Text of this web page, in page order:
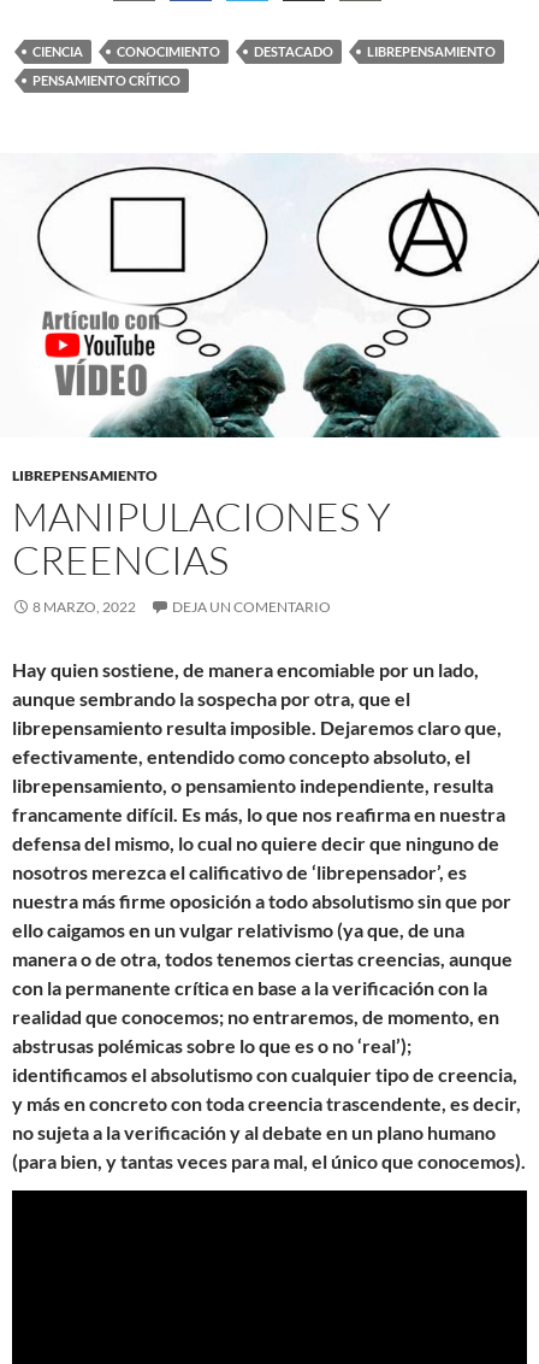
CIENCIA CONOCIMIENTO DESTACADO
LIBREPENSAMIENTO
PENSAMIENTO CRÍTICO
LIBREPENSAMIENTO
MANIPULACIONES Y
CREENCIAS
8 MARZO, 2022 DEJA UN COMENTARIO
Hay quien sostiene, de manera encomiable por un lado,
aunque sembrando la sospecha por otra, que el
librepensamiento resulta imposible. Dejaremos claro que,
efectivamente, entendido como concepto absoluto, el
librepensamiento, o pensamiento independiente, resulta
francamente difícil. Es más, lo que nos reafirma en nuestra
defensa del mismo, lo cual no quiere decir que ninguno de
nosotros merezca el calificativo de ‘librepensador’, es
nuestra más firme oposición a todo absolutismo sin que por
ello caigamos en un vulgar relativismo (ya que, de una
manera o de otra, todos tenemos ciertas creencias, aunque
con la permanente crítica en base a la verificación con la
realidad que conocemos; no entraremos, de momento, en
abstrusas polémicas sobre lo que es o no ‘real’);
identificamos el absolutismo con cualquier tipo de creencia,
y más en concreto con toda creencia trascendente, es decir,
no sujeta a la verificación y al debate en un plano humano
(para bien, y tantas veces para mal, el único que conocemos).